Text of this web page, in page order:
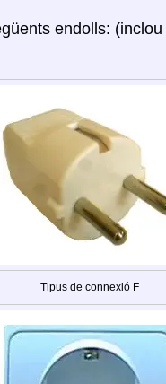
endolls:
Tipus de connexió F